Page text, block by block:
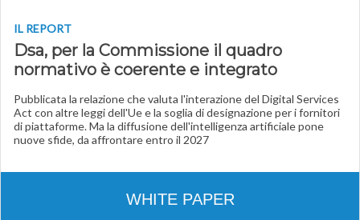
IL REPORT
Dsa, per la Commissione il quadro
normativo è coerente e integrato
Pubblicata la relazione che valuta l'interazione del Digital Services
Act con altre leggi dell'Ue e la soglia di designazione per i fornitori
di piattaforme. Ma la diffusione dell'intelligenza artificiale pone
nuove sfide, da affrontare entro il 2027
WHITE PAPER